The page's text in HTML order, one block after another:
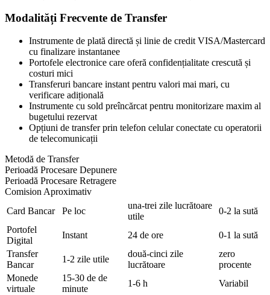
Modalități Frecvente de Transfer
Instrumente de plată directă și linie de credit VISA/Mastercard
cu finalizare instantanee
Portofele electronice care oferă confidențialitate crescută și
costuri mici
Transferuri bancare instant pentru valori mai mari, cu
verificare adițională
Instrumente cu sold preîncărcat pentru monitorizare maxim al
bugetului rezervat
Opțiuni de transfer prin telefon celular conectate cu operatorii
de telecomunicații
Metodă de Transfer
Perioadă Procesare Depunere
Perioadă Procesare Retragere
Comision Aproximativ
Card Bancar
Pe loc
una-trei zile lucrătoare
utile
0-2 la sută
Portofel
Digital
Instant 24 de ore
0-1 la sută
Transfer
Bancar
1-2 zile utile
două-cinci zile
lucrătoare
zero
procente
Monede
virtuale
15-30 de de
minute
1-6 h Variabil